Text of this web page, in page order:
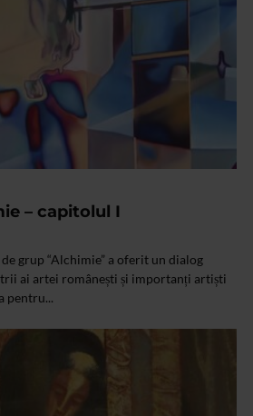
– capitolul I
grup “Alchimie” a oferit un dialog
ai artei românești și importanți artiști
pentru...